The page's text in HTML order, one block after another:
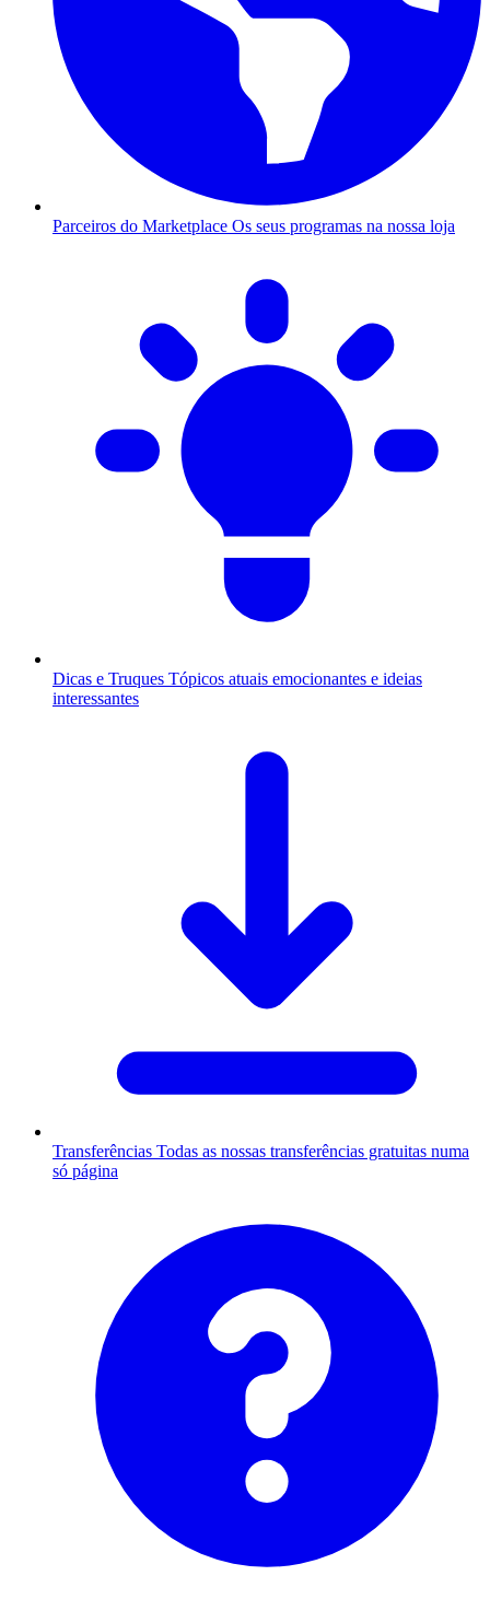
Parceiros do Marketplace Os seus programas na nossa loja
Dicas e Truques Tópicos atuais emocionantes e ideias
interessantes
Transferências Todas as nossas transferências gratuitas numa
só página